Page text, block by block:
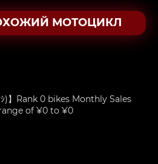
МОТОЦИКЛ
ｼ)】Rank 0 bikes Monthly Sales
of ¥0 to ¥0